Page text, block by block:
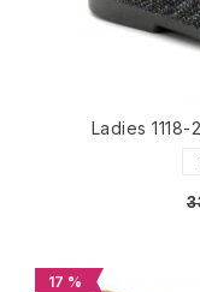
Ladies
17 %